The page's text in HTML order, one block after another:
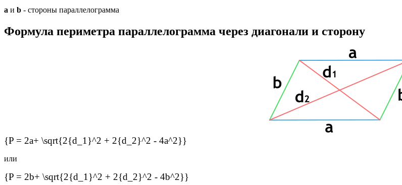
a и b - стороны параллелограмма
Формула периметра параллелограмма через диагонали и сторону
{P = 2a+ \sqrt{2{d_1}^2 + 2{d_2}^2 - 4a^2}}
или
{P = 2b+ \sqrt{2{d_1}^2 + 2{d_2}^2 - 4b^2}}